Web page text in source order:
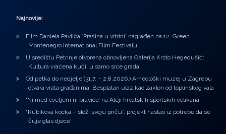
Najnovije:
Film Daniela Pavlića ‘Prašina u vitrini’ nagrađen na 12. Green
Montenegro International Film Festivalu
U središtu Petrinje otvorena obnovljena Galerija Krsto Hegedušić:
Kultura vraćena kući, u samo srce grada!
Od petka do nedjelje (31.7. – 2.8.2026.) Arheološki muzej u Zagrebu
otvara vrata građanima: Besplatan ulaz kao zaklon od toplinskog vala
‘Ni med cvetjem ni pravice’ na Aleji hrvatskih sportskih velikana
“Rubikova kocka – složi svoju priču”, projekt nastao iz potrebe da se
čuje glas djece!